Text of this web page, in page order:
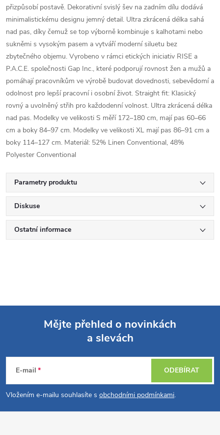
přizpůsobí postavě. Dekorativní svislý šev na zadním dílu dodává
minimalistickému designu jemný detail. Ultra zkrácená délka sahá
nad pas, díky čemuž se top výborně kombinuje s kalhotami nebo
sukněmi s vysokým pasem a vytváří moderní siluetu bez
zbytečného objemu. Vyrobeno v rámci etických iniciativ RISE a
P.A.C.E. společnosti Gap Inc., které podporují rovnost žen a mužů a
pomáhají pracovníkům ve výrobě budovat dovednosti, sebevědomí a
odolnost pro lepší pracovní i osobní život. Straight fit: Klasický
rovný a uvolněný střih pro každodenní volnost. Ultra zkrácená délka
nad pas. Modelky ve velikosti S měří 172–180 cm, mají pas 60–66
cm a boky 84–97 cm. Modelky ve velikosti XL mají pas 86–91 cm a
boky 114–127 cm. Materiál: 52% Linen Conventional, 48%
Polyester Conventional
Parametry produktu
Diskuse
Ostatní informace
p
a
Mějte přehled o novinkách
a slevách
E-mail
Vložením e-mailu souhlasíte s obchodními podmínkami.
ODEBÍRAT